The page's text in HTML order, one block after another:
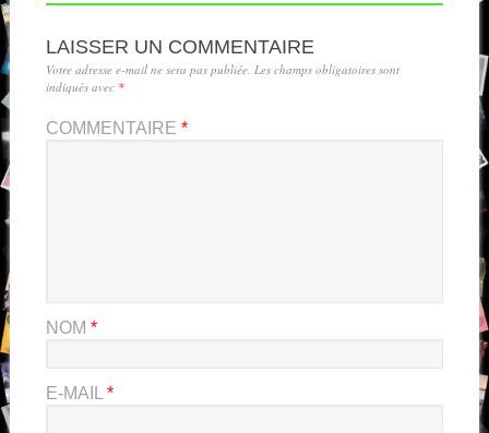
LAISSER UN COMMENTAIRE
Votre adresse e-mail ne sera pas publiée. Les champs obligatoires sont
indiqués avec *
COMMENTAIRE *
NOM *
E-MAIL *